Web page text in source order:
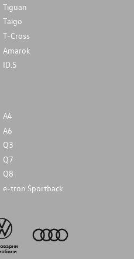
Tiguan
Taigo
T-Cross
Amarok
ID.5
A4
A6
Q3
Q7
Q8
e-tron Sportback